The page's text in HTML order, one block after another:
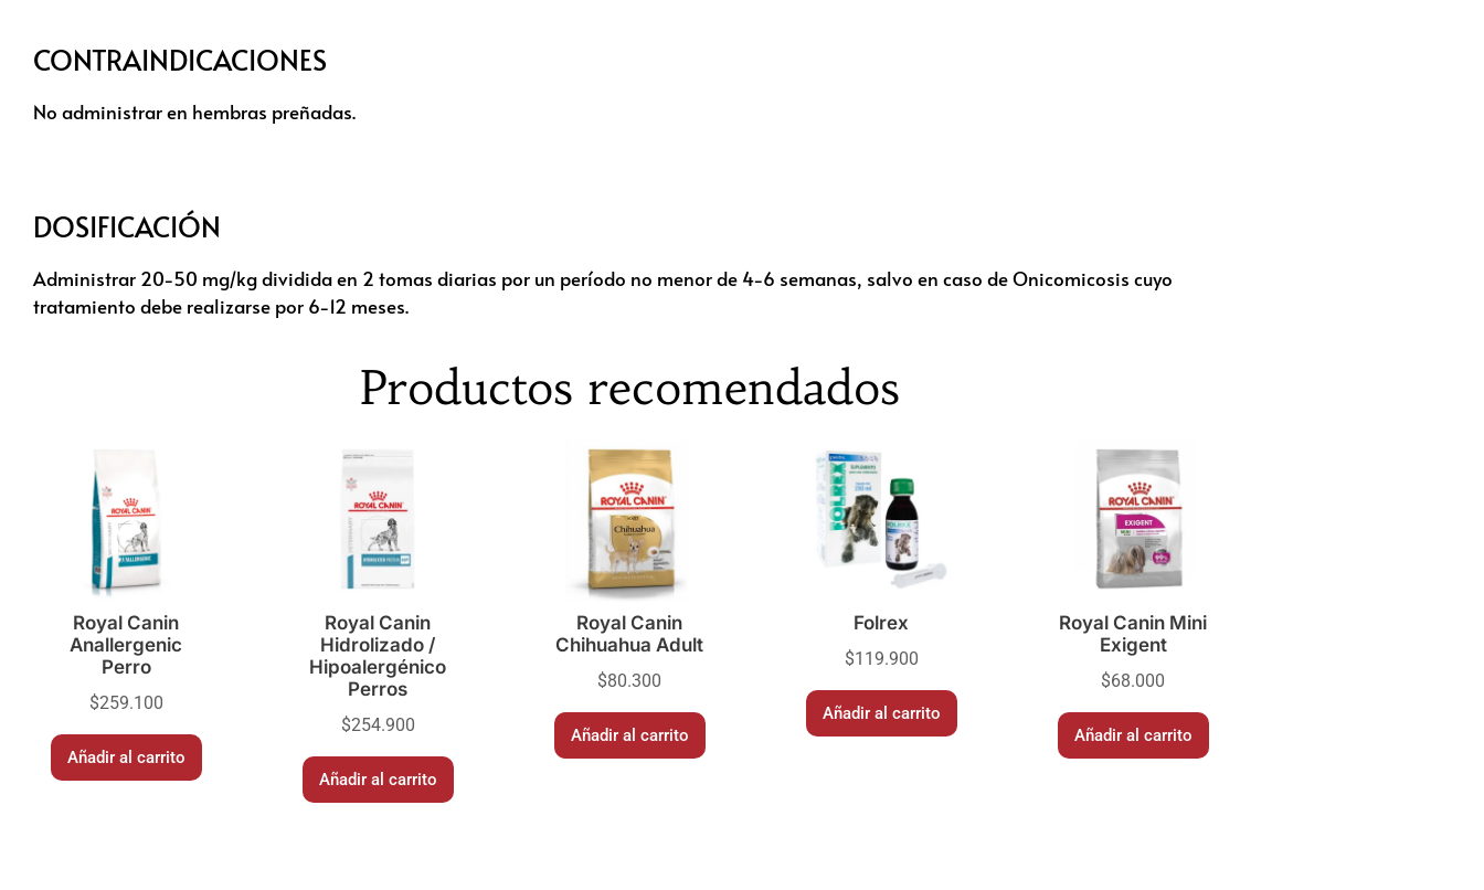
CONTRAINDICACIONES
No administrar en hembras preñadas.
DOSIFICACIÓN
Administrar 20-50 mg/kg dividida en 2 tomas diarias por un período no menor de 4-6 semanas, salvo en caso de Onicomicosis cuyo
tratamiento debe realizarse por 6-12 meses.
Productos recomendados
Royal Canin
Anallergenic
Perro
$259.100
Añadir al carrito
Royal Canin
Hidrolizado /
Hipoalergénico
Perros
$254.900
Añadir al carrito
Royal Canin
Chihuahua Adult
$80.300
Añadir al carrito
Folrex
$119.900
Añadir al carrito
Royal Canin Mini
Exigent
$68.000
Añadir al carrito